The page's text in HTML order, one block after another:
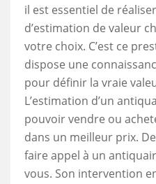
il est essentiel de
d’estimation de valeur
votre choix. C’est ce
dispose une
pour définir la vraie
L’estimation d’un
pouvoir vendre ou
dans un meilleur prix.
faire appel à un
vous. Son intervention